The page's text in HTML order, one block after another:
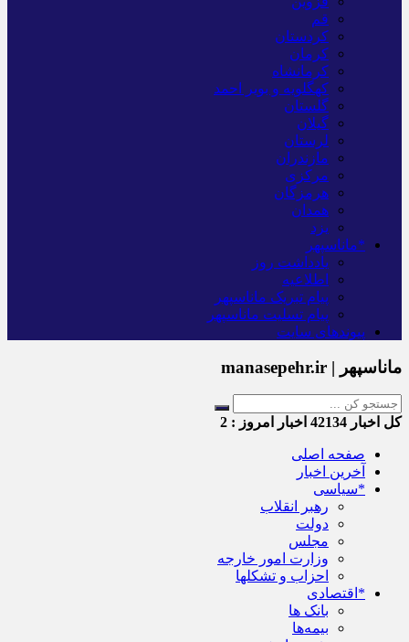
قم
کردستان
کرمان
کرمانشاه
کهگلویه و بویر احمد
گلستان
گیلان
لرستان
مازندران
مرکزی
هرمزگان
همدان
یزد
*ماناسپهر
یادداشت روز
اطلاعیه
پیام تبریک ماناسپهر
پیام تسلیت ماناسپهر
پیوندهای سایت
ماناسپهر | manasepehr.ir
کل اخبار اخبار امروز : 2
صفحه اصلی
آخرین اخبار
*سیاسی
رهبر انقلاب
دولت
مجلس
وزارت امور خارجه
احزاب و تشکلها
*اقتصادی
بانک ها
بیمه‌ها